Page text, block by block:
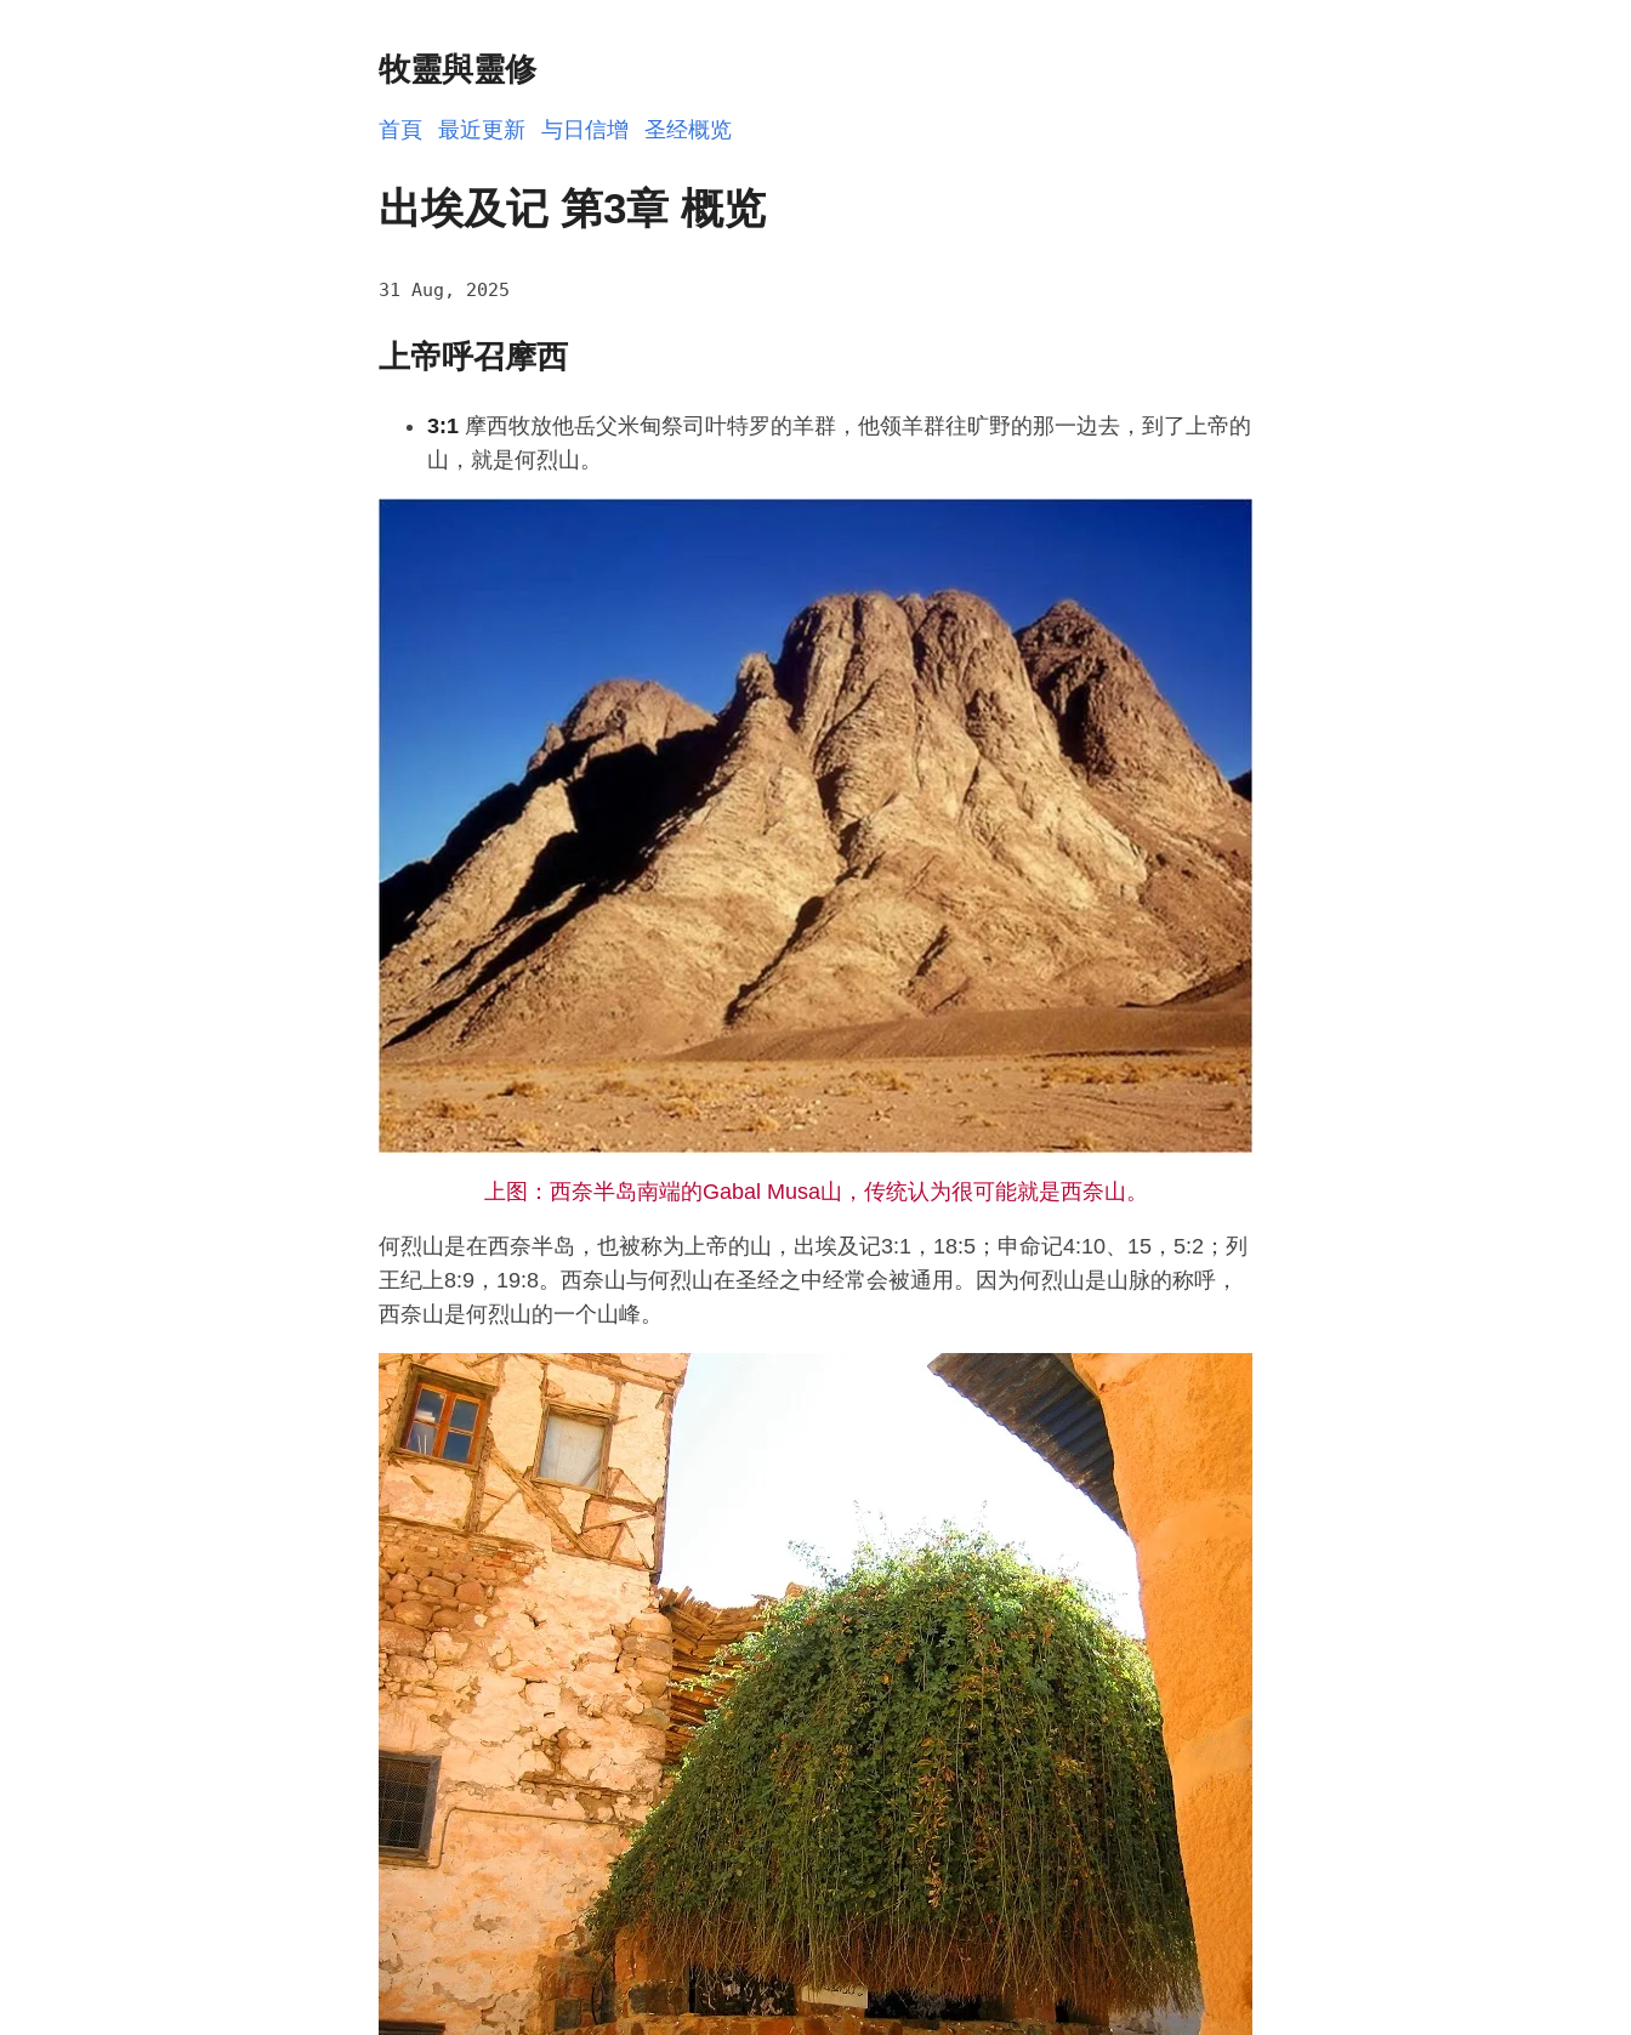
牧靈與靈修
首頁 最近更新 与日信增 圣经概览
出埃及记 第3章 概览
31 Aug, 2025
上帝呼召摩西
3:1 摩西牧放他岳父米甸祭司叶特罗的羊群，他领羊群往旷野的那一边去，到了上帝的
山，就是何烈山。
上图：西奈半岛南端的Gabal Musa山，传统认为很可能就是西奈山。
何烈山是在西奈半岛，也被称为上帝的山，出埃及记3:1，18:5；申命记4:10、15，5:2；列
王纪上8:9，19:8。西奈山与何烈山在圣经之中经常会被通用。因为何烈山是山脉的称呼，
西奈山是何烈山的一个山峰。